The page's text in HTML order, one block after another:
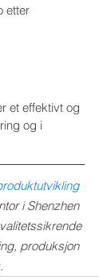
etter
et effektivt og
og i
i Shenzhen
produksjon